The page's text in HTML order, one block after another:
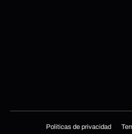
Politicas de privacidad